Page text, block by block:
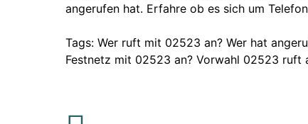
angerufen hat. Erfahre ob es sich um
Tags: Wer ruft mit 02523 an? Wer hat
Festnetz mit 02523 an? Vorwahl 02523 ruft